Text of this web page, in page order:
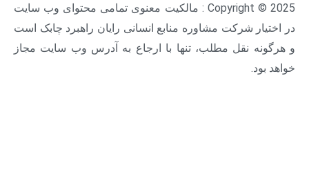
Copyright © 2025 : مالکیت معنوی تمامی محتوای وب سایت
شرکت مشاوره منابع انسانی رایان راهبرد چابک است
نقل مطلب، تنها با ارجاع به آدرس وب سایت مجاز